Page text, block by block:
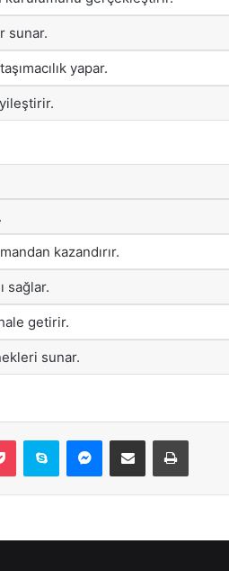
sunar.
yapar.
kazandırır.
sağlar.
getirir.
sunar.
Pocket Skype Messenger
E-Posta ile paylaş Yazdır